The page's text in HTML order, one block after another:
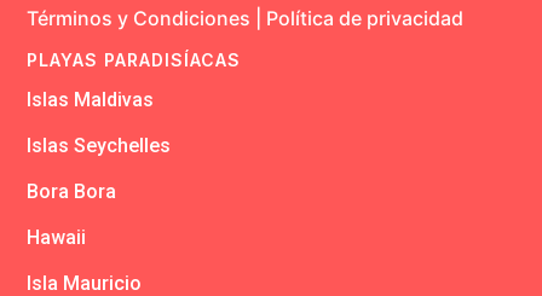
Términos y Condiciones Política de privacidad
PLAYAS PARADISÍACAS
Islas Maldivas
Islas Seychelles
Bora Bora
Hawaii
Isla Mauricio